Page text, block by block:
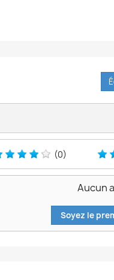
(0)
Aucun
Soyez le